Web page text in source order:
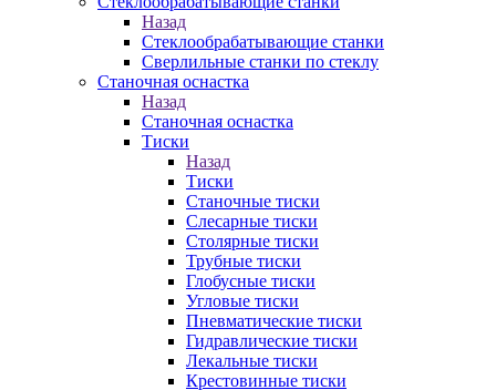
Назад
Стеклообрабатывающие станки
Сверлильные станки по стеклу
Станочная оснастка
Назад
Станочная оснастка
Тиски
Назад
Тиски
Станочные тиски
Слесарные тиски
Столярные тиски
Трубные тиски
Глобусные тиски
Угловые тиски
Пневматические тиски
Гидравлические тиски
Лекальные тиски
Крестовинные тиски